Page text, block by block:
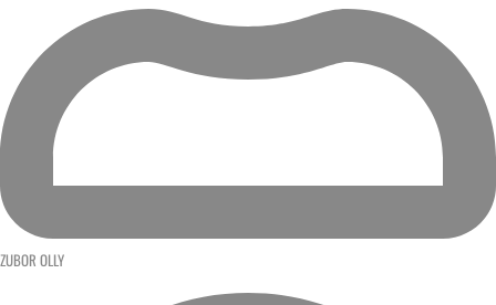
ZUBOR OLLY